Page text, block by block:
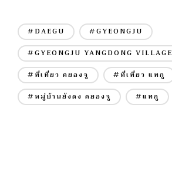
#DAEGU
#GYEONGJU
#GYEONGJU YANGDONG VILLAGE
#ที่เที่ยว คยองจู
#ที่เที่ยว แทกู
#หมู่บ้านยังดง คยองจู
#แทกู